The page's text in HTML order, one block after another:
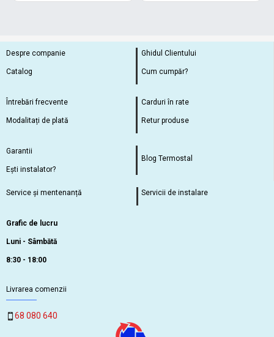
Despre companie
Catalog
Ghidul Clientului
Cum cumpăr?
Întrebări frecvente
Modalitați de plată
Carduri în rate
Retur produse
Garantii
Ești instalator?
Blog Termostal
Service și mentenanță Servicii de instalare
Grafic de lucru
Luni - Sâmbătă
8:30 - 18:00
Livrarea comenzii
68 080 640